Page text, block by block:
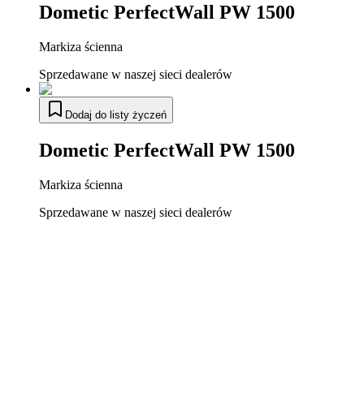
Dometic PerfectWall PW 1500
Markiza ścienna
Sprzedawane w naszej sieci dealerów
Dodaj do listy życzeń
Dometic PerfectWall PW 1500
Markiza ścienna
Sprzedawane w naszej sieci dealerów